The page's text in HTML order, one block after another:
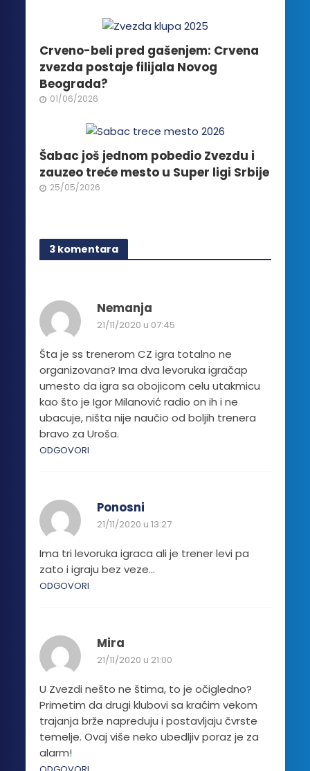
Crveno-beli pred gašenjem: Crvena
zvezda postaje filijala Novog
Beograda?
01/06/2026
Šabac još jednom pobedio Zvezdu i
zauzeo treće mesto u Super ligi Srbije
25/05/2026
3 komentara
Nemanja
21/11/2020 u 07:45
Šta je ss trenerom CZ igra totalno ne
organizovana? Ima dva levoruka igračap
umesto da igra sa obojicom celu utakmicu
kao što je Igor Milanović radio on ih i ne
ubacuje, ništa nije naučio od boljih trenera
bravo za Uroša.
ODGOVORI
Ponosni
21/11/2020 u 13:27
Ima tri levoruka igraca ali je trener levi pa
zato i igraju bez veze…
ODGOVORI
Mira
21/11/2020 u 21:00
U Zvezdi nešto ne štima, to je očigledno?
Primetim da drugi klubovi sa kraćim vekom
trajanja brže napreduju i postavljaju čvrste
temelje. Ovaj više neko ubedljiv poraz je za
alarm!